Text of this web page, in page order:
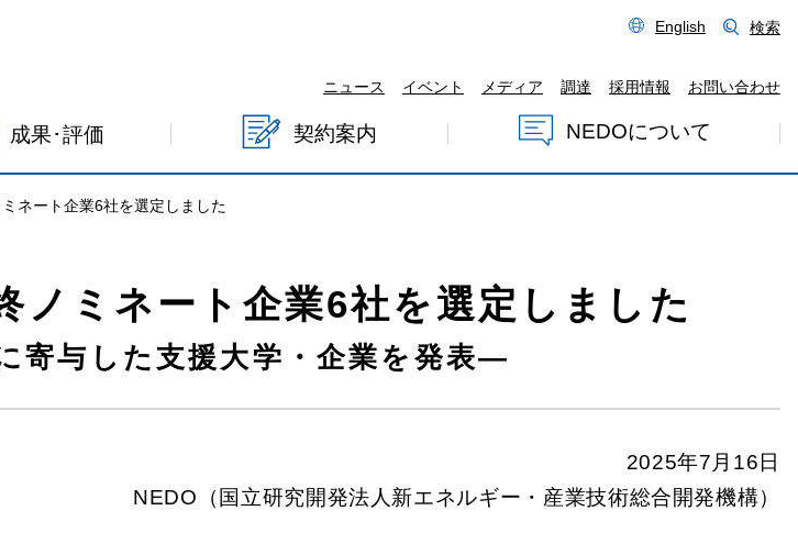
English 検索
ニュース イベント メディア 調達 採用情報 お問い合わせ
成果･評価 契約案内 NEDOについて
ネート企業6社を選定しました
ノミネート企業6社を選定しました
寄与した支援大学・企業を発表―
2025年7月16日
NEDO（国立研究開発法人新エネルギー・産業技術総合開発機構）